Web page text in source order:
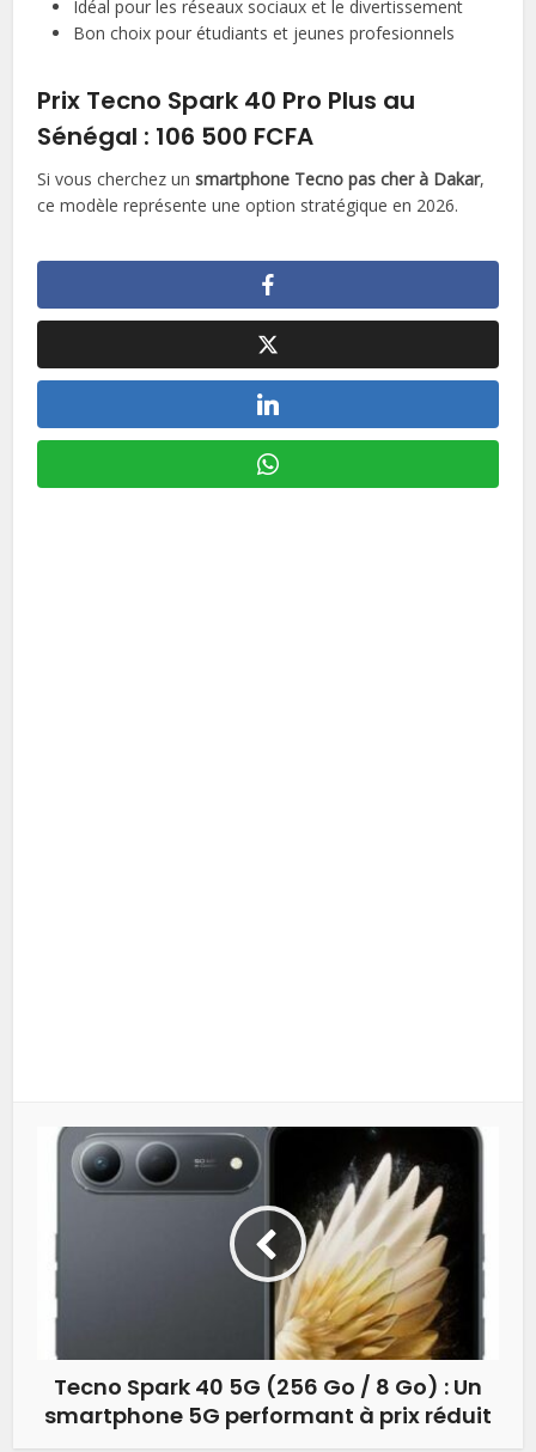
Idéal pour les réseaux sociaux et le divertissement
Bon choix pour étudiants et jeunes profesionnels
Prix Tecno Spark 40 Pro Plus au
Sénégal : 106 500 FCFA
Si vous cherchez unsmartphone Tecno pas cher à Dakar,
ce modèle représente une option stratégique en 2026.
Tecno Spark 40 5G (256 Go / 8 Go) : Un
smartphone 5G performant à prix réduit